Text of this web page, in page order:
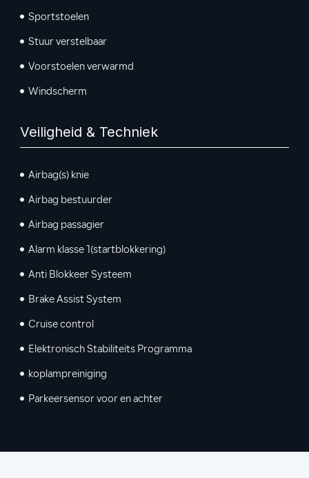
Sportstoelen
Stuur verstelbaar
Voorstoelen verwarmd
Windscherm
Veiligheid & Techniek
Airbag(s) knie
Airbag bestuurder
Airbag passagier
Alarm klasse 1(startblokkering)
Anti Blokkeer Systeem
Brake Assist System
Cruise control
Elektronisch Stabiliteits Programma
koplampreiniging
Parkeersensor voor en achter